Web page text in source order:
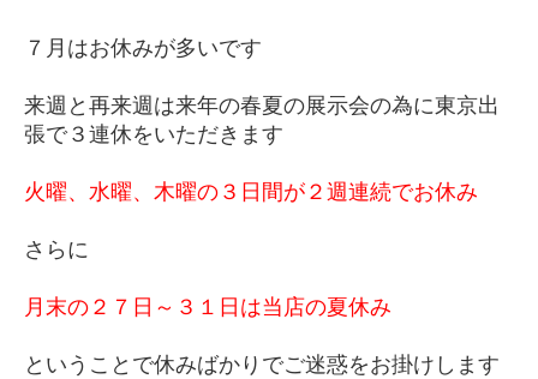
７月はお休みが多いです
来週と再来週は来年の春夏の展示会の為に東京出
張で３連休をいただきます
火曜、水曜、木曜の３日間が２週連続でお休み
さらに
月末の２７日～３１日は当店の夏休み
ということで休みばかりでご迷惑をお掛けします